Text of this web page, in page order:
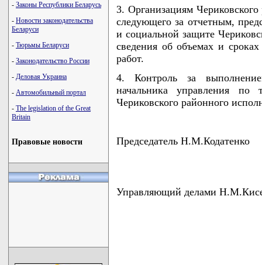
- Законы Республики Беларусь
- Новости законодательства
Беларуси
- Тюрьмы Беларуси
- Законодательство России
- Деловая Украина
- Автомобильный портал
- The legislation of the Great
Britain
Правовые новости
3. Организациям
следующего за отчетным,
и социальной защите
сведения об объемах и
работ.
4. Контроль за
начальника управления по
Чериковского районного
Председатель Н.М.Кодатенко
Управляющий делами